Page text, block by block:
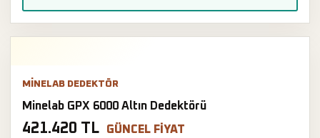
MINELAB DEDEKTÖR
Minelab GPX 6000 Altın Dedektörü
421.420 TL GÜNCEL FIYAT